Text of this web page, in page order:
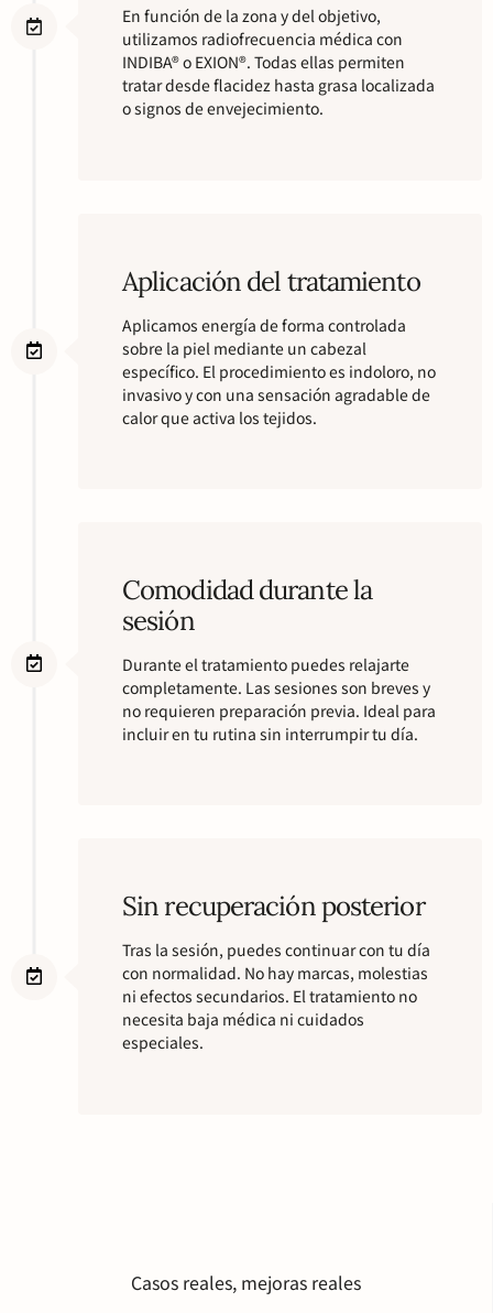
En función de la zona y del objetivo,
utilizamos radiofrecuencia médica con
INDIBA® o EXION®. Todas ellas permiten
tratar desde flacidez hasta grasa localizada
o signos de envejecimiento.
Aplicación del tratamiento
Aplicamos energía de forma controlada
sobre la piel mediante un cabezal
específico. El procedimiento es indoloro, no
invasivo y con una sensación agradable de
calor que activa los tejidos.
Comodidad durante la
sesión
Durante el tratamiento puedes relajarte
completamente. Las sesiones son breves y
no requieren preparación previa. Ideal para
incluir en tu rutina sin interrumpir tu día.
Sin recuperación posterior
Tras la sesión, puedes continuar con tu día
con normalidad. No hay marcas, molestias
ni efectos secundarios. El tratamiento no
necesita baja médica ni cuidados
especiales.
Casos reales, mejoras reales